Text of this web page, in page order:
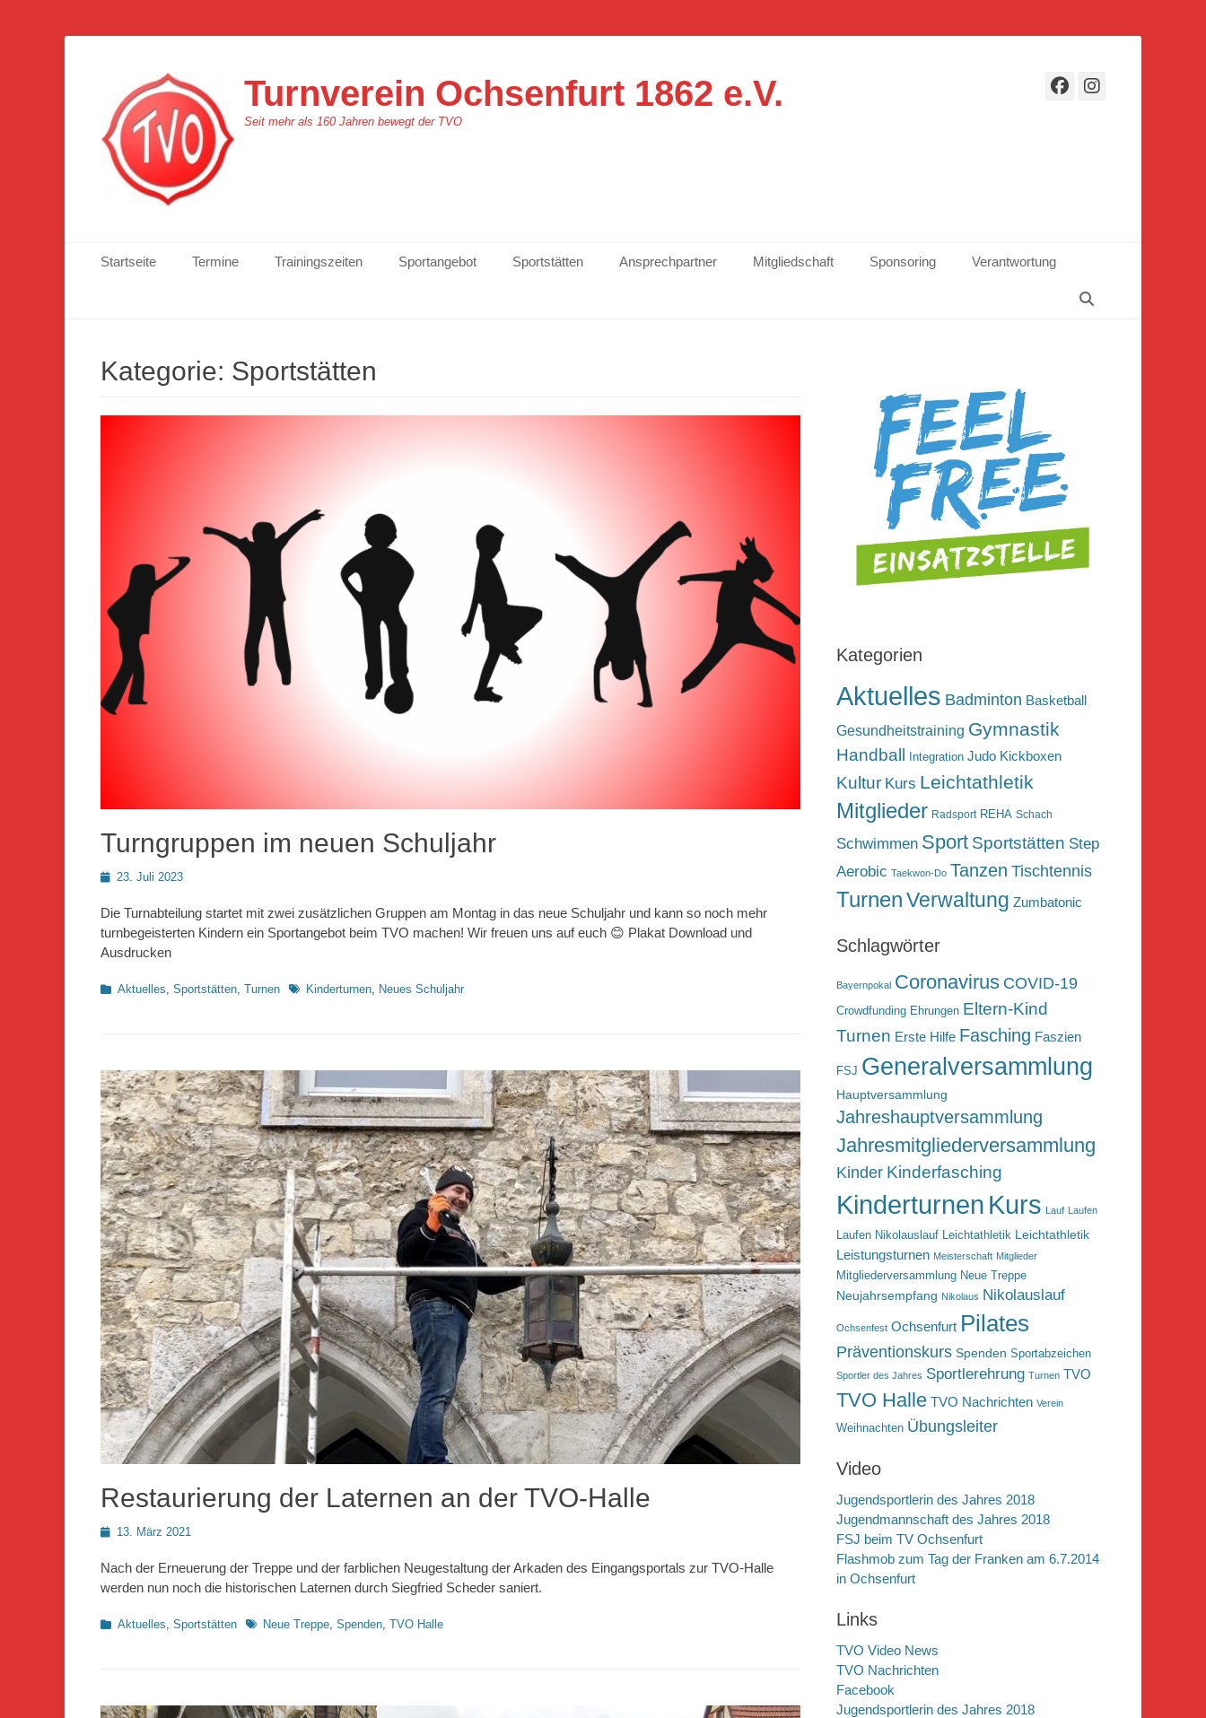
Turnverein Ochsenfurt 1862 e.V.
Seit mehr als 160 Jahren bewegt der TVO
Facebook
Primäres Menü
Inhalt
Startseite Termine Trainingszeiten Sportangebot Sportstätten Ansprechpartner Mitgliedschaft Sponsoring
Verantwortung
Kategorie: Sportstätten
Turngruppen im neuen Schuljahr
Posted23. Juli 2023
Die Turnabteilung startet mit zwei zusätzlichen Gruppen am Montag in das neue Schuljahr und kann so noch mehr
turnbegeisterten Kindern ein Sportangebot beim TVO machen! Wir freuen uns auf euch 😊 Plakat Download und
Ausdrucken
Kategorien
Aktuelles, Sportstätten, Turnen Schlagworte
Kinderturnen, Neues Schuljahr
Restaurierung der Laternen an der TVO-Halle
Posted13. März 2021
Nach der Erneuerung der Treppe und der farblichen Neugestaltung der Arkaden des Eingangsportals zur TVO-Halle
werden nun noch die historischen Laternen durch Siegfried Scheder saniert.
Kategorien
Aktuelles, Sportstätten Schlagworte
Neue Treppe, Spenden, TVO Halle
Kategorien
Aktuelles Badminton Basketball
Gesundheitstraining Gymnastik
Handball Integration Judo Kickboxen
Kultur Kurs Leichtathletik
Mitglieder Radsport REHA Schach
Schwimmen Sport Sportstätten Step
Aerobic Taekwon-Do Tanzen Tischtennis
TurnenVerwaltung Zumbatonic
Schlagwörter
Bayernpokal Coronavirus COVID-19
Crowdfunding Ehrungen Eltern-Kind
Turnen Erste Hilfe Fasching Faszien
FSJ Generalversammlung
Hauptversammlung
Jahreshauptversammlung
Jahresmitgliederversammlung
Kinder Kinderfasching
Kinderturnen Kurs Lauf Laufen
Laufen Nikolauslauf Leichtathletik Leichtathletik
Leistungsturnen Meisterschaft Mitglieder
Mitgliederversammlung Neue Treppe
Neujahrsempfang Nikolaus Nikolauslauf
Ochsenfest Ochsenfurt Pilates
Präventionskurs Spenden Sportabzeichen
Sportler des Jahres Sportlerehrung Turnen TVO
TVO Halle TVO Nachrichten Verein
Weihnachten Übungsleiter
Video
Jugendsportlerin des Jahres 2018
Jugendmannschaft des Jahres 2018
FSJ beim TV Ochsenfurt
Flashmob zum Tag der Franken am 6.7.2014
in Ochsenfurt
Links
TVO Video News
TVO Nachrichten
Facebook
Jugendsportlerin des Jahres 2018